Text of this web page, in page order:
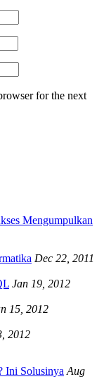
for the next
Mengumpulkan
Dec 22, 2011
Jan 19, 2012
15, 2012
2012
Ini Solusinya Aug